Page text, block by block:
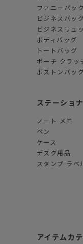
ファニーパック
ビジネスバッグ
ビジネスリュ
ボディバッグ
トートバッグ
ポーチ クラッ
ボストンバッグ
ステーショ
ノート メモ
ペン
ケース
デスク用品
スタンプ ラベ
アイテムカ